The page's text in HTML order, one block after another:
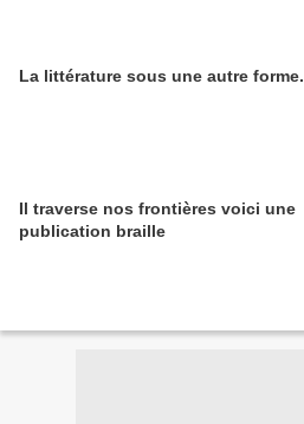
La littérature sous une autre forme.
Il traverse nos frontières voici une
publication braille